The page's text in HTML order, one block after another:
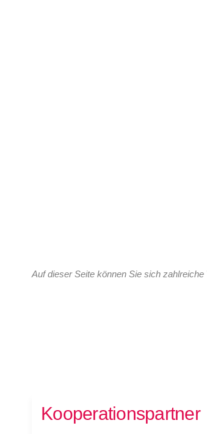
Auf dieser Seite können Sie sich
Kooperationspartner